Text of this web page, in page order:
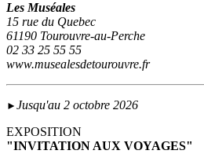
Les Muséales
15 rue du Quebec
61190 Tourouvre-au-Perche
02 33 25 55 55
www.musealesdetourouvre.fr
► Jusqu'au 2 octobre 2026
EXPOSITION
"INVITATION AUX VOYAGES"